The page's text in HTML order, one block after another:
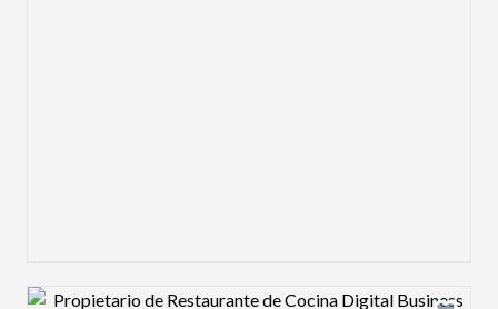
Design preview image